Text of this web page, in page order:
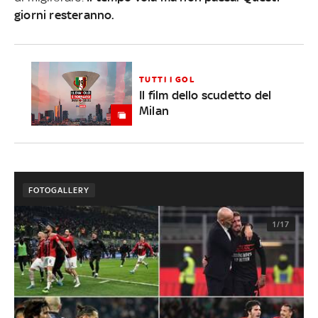
giorni resteranno.
TUTTI I GOL
Il film dello scudetto del
Milan
FOTOGALLERY
1/17